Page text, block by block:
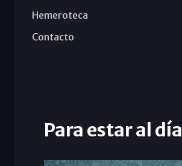
Hemeroteca
Contacto
Para estar al día